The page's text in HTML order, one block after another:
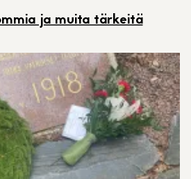
ja muita tärkeitä